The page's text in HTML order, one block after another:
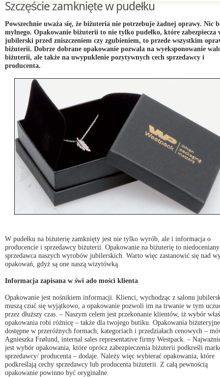
Szczęście zamknięte w pudełku
Powszechnie uważa się, że biżuteria nie potrzebuje żadnej oprawy. Nic
mylnego. Opakowanie biżuterii to nie tylko pudełko, które zabezpiecza
jubilerski przed zniszczeniem czy zgubieniem, to przede wszystkim
biżuterii. Dobrze dobrane opakowanie pozwala na wyeksponowanie
biżuterii, ale także na uwypuklenie pozytywnych cech sprzedawcy i
producenta.
W pudełku na biżuterię zamknięty jest nie tylko wyrób, ale i informacja o
producencie i sprzedawcy biżuterii. Opakowanie na biżuterię to niedoceniany
sprzedawca naszych wyrobów jubilerskich. Warto więc zastanowić się nad
opakowań, gdyż są one naszą wizytówką.
Informacja zapisana w świ ado mości klienta
Opakowanie jest nośnikiem informacji. Klienci, wychodząc z salonu
muszą czuć się wyjątkowo, a opakowanie pozwoli im na trwanie w tym
przez dłuższy czas. – Naszym celem jest przekonanie klientów, iż wybór
opakowania robi różnicę – także dla twojego butiku. Opakowania
dostępne w przeróżnych formach, kategoriach i przedziałach cenowych –
Agnieszka Frølund, internal sales representative firmy Westpack. –
jest wybór opakowania, które oprócz zabezpieczenia biżuterii podkreśli
sprzedawcy/ producenta – dodaje. Należy więc wybierać opakowania, które
podkreślają cechy sprzedawcy lub producenta biżuterii. Z całą pewnością
opakowanie powinno być oryginalne.